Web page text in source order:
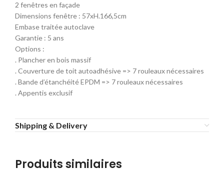
2 fenêtres en façade
Dimensions fenêtre : 57xH.166,5cm
Embase traitée autoclave
Garantie : 5 ans
Options :
. Plancher en bois massif
. Couverture de toit autoadhésive => 7 rouleaux nécessaires
. Bande d’étanchéité EPDM => 7 rouleaux nécessaires
. Appentis exclusif
Shipping & Delivery
Produits similaires